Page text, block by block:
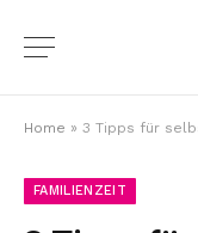
Home » 3 Tipps für
FAMILIENZEIT